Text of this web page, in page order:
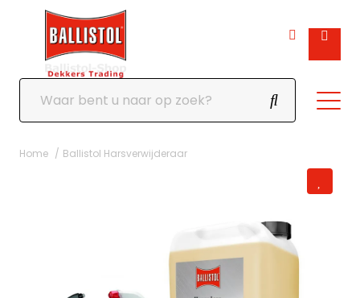
Home Ballistol Harsverwijderaar